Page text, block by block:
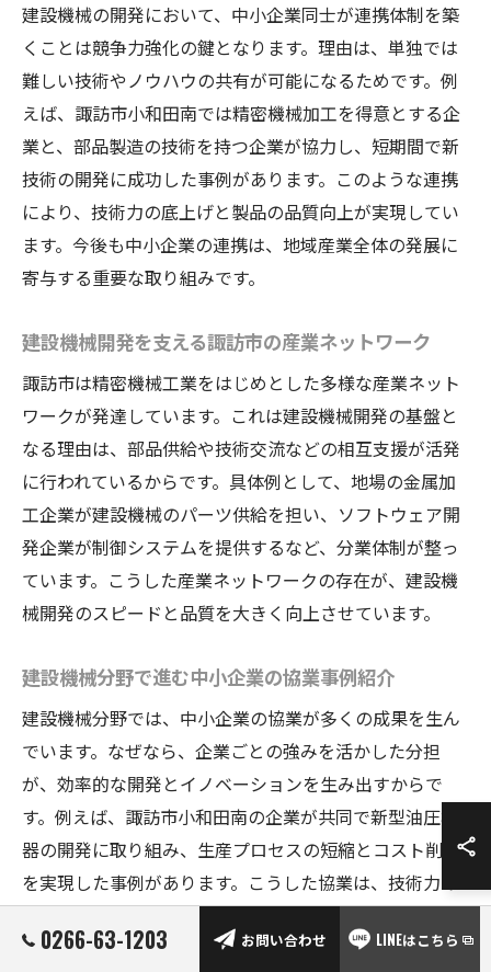
建設機械の開発において、中小企業同士が連携体制を築
くことは競争力強化の鍵となります。理由は、単独では
難しい技術やノウハウの共有が可能になるためです。例
えば、諏訪市小和田南では精密機械加工を得意とする企
業と、部品製造の技術を持つ企業が協力し、短期間で新
技術の開発に成功した事例があります。このような連携
により、技術力の底上げと製品の品質向上が実現してい
ます。今後も中小企業の連携は、地域産業全体の発展に
寄与する重要な取り組みです。
建設機械開発を支える諏訪市の産業ネットワーク
諏訪市は精密機械工業をはじめとした多様な産業ネット
ワークが発達しています。これは建設機械開発の基盤と
なる理由は、部品供給や技術交流などの相互支援が活発
に行われているからです。具体例として、地場の金属加
工企業が建設機械のパーツ供給を担い、ソフトウェア開
発企業が制御システムを提供するなど、分業体制が整っ
ています。こうした産業ネットワークの存在が、建設機
械開発のスピードと品質を大きく向上させています。
建設機械分野で進む中小企業の協業事例紹介
建設機械分野では、中小企業の協業が多くの成果を生ん
でいます。なぜなら、企業ごとの強みを活かした分担
が、効率的な開発とイノベーションを生み出すからで
す。例えば、諏訪市小和田南の企業が共同で新型油圧機
器の開発に取り組み、生産プロセスの短縮とコスト削減
を実現した事例があります。こうした協業は、技術力の
向上と地域経済の活性化にも直結しています。今後も協
業事例の積み重ねが、地域産業の競争力を高めるでしょ
0266-63-1203 お問い合わせ LINEはこちら